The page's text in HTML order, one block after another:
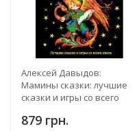
Алексей Давыдов:
Мамины сказки: лучшие
сказки и игры со всего
879 грн.